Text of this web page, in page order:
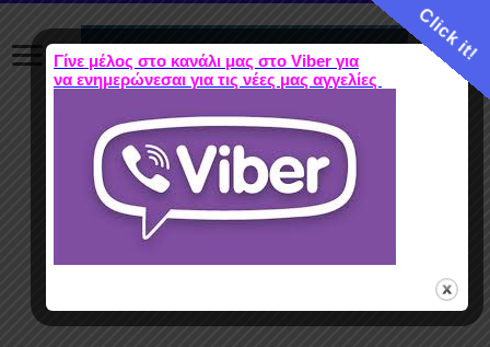
Click it!
Γίνε μέλος στο κανάλι μας στο Viber για
να ενημερώνεσαι για τις νέες μας αγγελίες